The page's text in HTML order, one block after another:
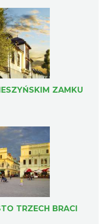
ZAMKU
TRZECH BRACI